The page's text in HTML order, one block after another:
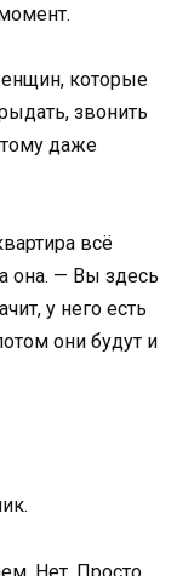
которые
звонить
даже
всё
она. — Вы здесь
у него есть
они будут и
Нет. Просто